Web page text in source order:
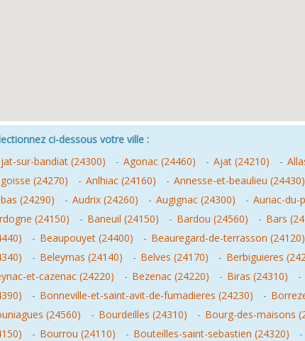
ci-dessous votre ville :
sur-bandiat (24300)
- Agonac (24460) - Ajat (24210) -
(24270)
- Anlhiac (24160) - Annesse-et-beaulieu (24430)
(24290)
- Audrix (24260) - Augignac (24300) - Auriac-du-
(24150)
- Baneuil (24150) - Bardou (24560) - Bars
- Beaupouyet (24400) - Beauregard-de-terrasson (24120)
- Beleymas (24140) - Belves (24170) - Berbiguieres
et-cazenac (24220)
- Bezenac (24220) - Biras (24310) -
- Bonneville-et-saint-avit-de-fumadieres (24230) -
(24560)
- Bourdeilles (24310) - Bourg-des-maisons
- Bourrou (24110) - Bouteilles-saint-sebastien (24320) -